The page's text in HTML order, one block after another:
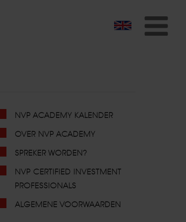
NVP ACADEMY KALENDER
OVER NVP ACADEMY
SPREKER WORDEN?
NVP CERTIFIED INVESTMENT
PROFESSIONALS
ALGEMENE VOORWAARDEN